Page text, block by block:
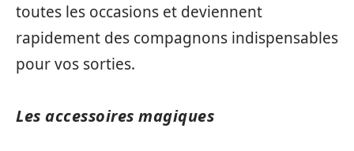
toutes les occasions et deviennent
rapidement des compagnons indispensables
pour vos sorties.
Les accessoires magiques